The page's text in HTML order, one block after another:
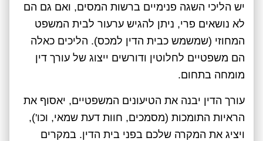
יש הליכי השגה פנימיים ברשות המסים, ואם גם הם
לא נושאים פרי, ניתן להגיש ערעור לבית המשפט
המחוזי (שמשמש כבית הדין למכס). הליכים כאלה
הם משפטיים לחלוטין ודורשים ייצוג של עורך דין
מומחה בתחום.
עורך הדין יבנה את הטיעונים המשפטיים, יאסוף את
הראיות התומכות (מסמכים, חוות דעת שמאי, וכו'),
ויציג את המקרה שלכם בפני בית הדין. במקרים